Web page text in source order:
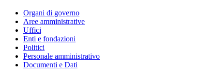
Organi di governo
Aree amministrative
Uffici
Enti e fondazioni
Politici
Personale amministrativo
Documenti e Dati